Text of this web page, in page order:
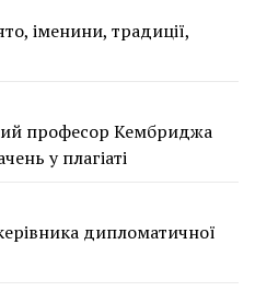
іменини, традиції,
професор Кембриджа
у плагіаті
дипломатичної